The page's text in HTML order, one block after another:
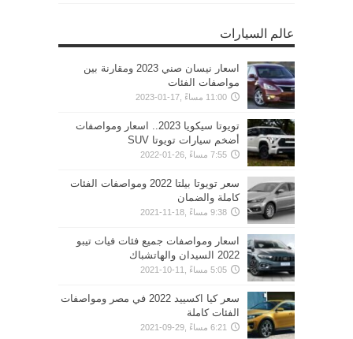
عالم السيارات
اسعار نيسان صني 2023 ومقارنة بين
مواصفات الفئات
11:00 مساءً ,17-01-2023
تويوتا سيكويا 2023.. اسعار ومواصفات
أضخم سيارات تويوتا SUV
7:55 مساءً ,26-01-2022
سعر تويوتا بيلتا 2022 ومواصفات الفئات
كاملة والضمان
9:38 مساءً ,18-11-2021
اسعار ومواصفات جميع فئات فيات تيبو
2022 السيدان والهاتشباك
5:05 مساءً ,11-10-2021
سعر كيا اكسييد 2022 في مصر ومواصفات
الفئات كاملة
6:21 مساءً ,29-09-2021